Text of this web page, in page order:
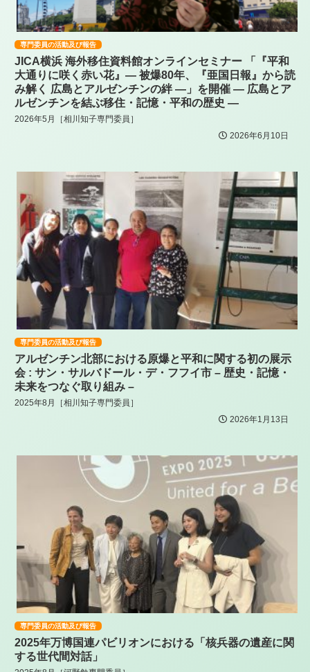
専門委員の活動及び報告
JICA横浜 海外移住資料館オンラインセミナー 「『平和
大通りに咲く赤い花』― 被爆80年、『亜国日報』から読
み解く 広島とアルゼンチンの絆 ―」を開催 ― 広島とア
ルゼンチンを結ぶ移住・記憶・平和の歴史 ―
2026年5月［相川知子専門委員］
2026年6月10日
専門委員の活動及び報告
アルゼンチン北部における原爆と平和に関する初の展示
会 : サン・サルバドール・デ・フフイ市 – 歴史・記憶・
未来をつなぐ取り組み –
2025年8月［相川知子専門委員］
2026年1月13日
専門委員の活動及び報告
2025年万博国連パビリオンにおける「核兵器の遺産に関
する世代間対話」